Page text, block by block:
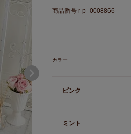
商品番号 r-p_0008866
カラー
ピンク
ミント